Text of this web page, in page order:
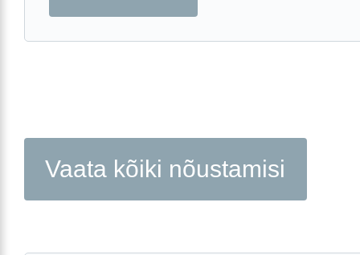
Vaata kõiki nõustamisi